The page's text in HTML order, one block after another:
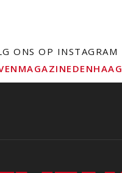
ONS OP INSTAGRAM